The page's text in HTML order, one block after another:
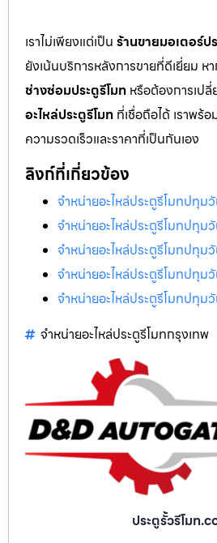
เราไม่เพียงแต่เป็น ร้านขายมอเตอร์ป
ยังเน้นบริการหลังการขายที่ดีเยี่ยม
ช่างซ่อมประตูรีโมท หรือต้องการเปลี่
อะไหล่ประตูรีโมท ที่เชื่อถือได้ เราพร้
ความรวดเร็วและราคาที่เป็นกันเอง
ลิงก์ที่เกี่ยวข้อง
จำหน่ายอะไหล่ประตูรีโมทปทุม
จำหน่ายอะไหล่ประตูรีโมทปทุม
จำหน่ายอะไหล่ประตูรีโมทปทุม
จำหน่ายอะไหล่ประตูรีโมทปทุม
จำหน่ายอะไหล่ประตูรีโมทปทุม
จำหน่ายอะไหล่ประตูรีโมทกรุงเทพ
ประตูรั้วรีโมท